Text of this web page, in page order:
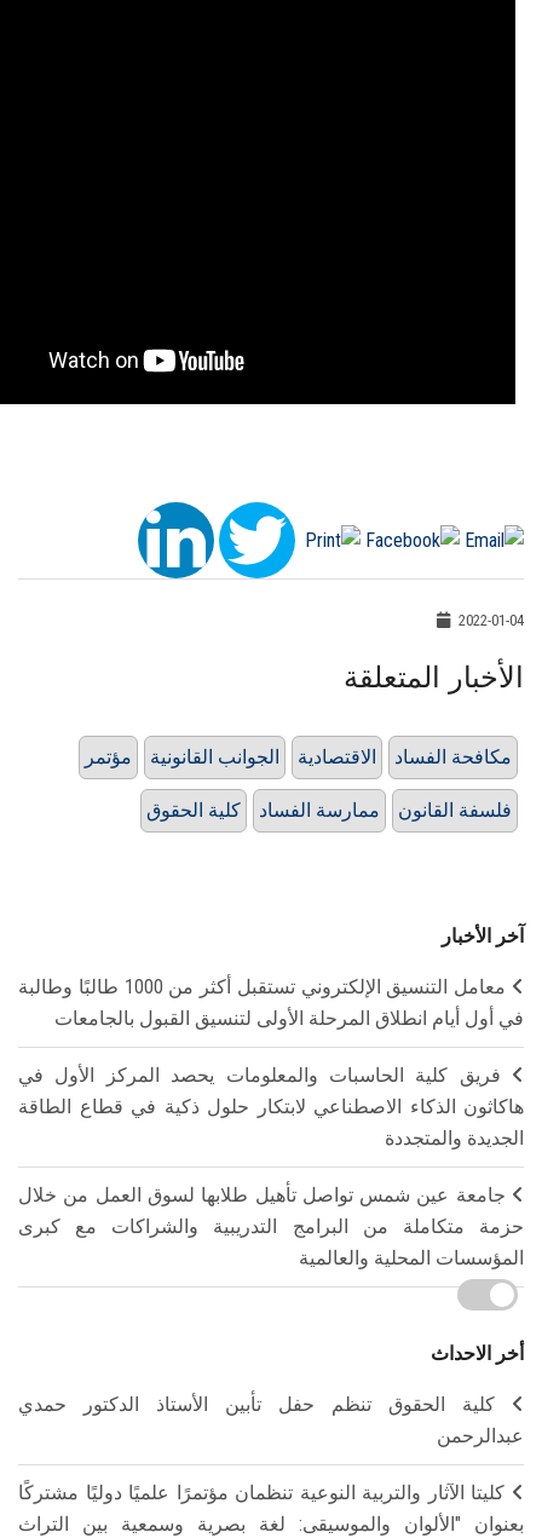
2022-01-04
الأخبار المتعلقة
مؤتمر الجوانب القانونية الاقتصادية مكافحة الفساد
كلية الحقوق ممارسة الفساد فلسفة القانون
آخر الأخبار
معامل التنسيق الإلكتروني تستقبل أكثر من 1000 طالبًا وطالبة
في أول أيام انطلاق المرحلة الأولى لتنسيق القبول بالجامعات
فريق كلية الحاسبات والمعلومات يحصد المركز الأول في
هاكاثون الذكاء الاصطناعي لابتكار حلول ذكية في قطاع الطاقة
الجديدة والمتجددة
جامعة عين شمس تواصل تأهيل طلابها لسوق العمل من خلال
حزمة متكاملة من البرامج التدريبية والشراكات مع كبرى
المؤسسات المحلية والعالمية
أخر الاحداث
كلية الحقوق تنظم حفل تأبين الأستاذ الدكتور حمدي
عبدالرحمن
كليتا الآثار والتربية النوعية تنظمان مؤتمرًا علميًا دوليًا مشتركًا
بعنوان "الألوان والموسيقى: لغة بصرية وسمعية بين التراث